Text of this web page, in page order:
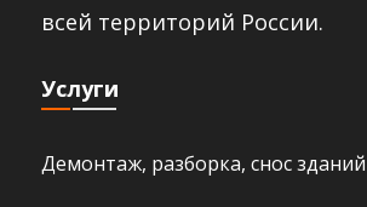
всей территорий России.​
Услуги
Демонтаж, разборка, снос зданий